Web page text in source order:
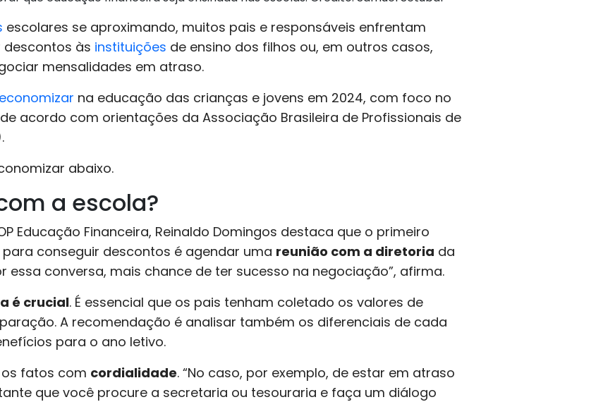
escolares se aproximando, muitos pais e responsáveis enfrentam
descontos às instituições de ensino dos filhos ou, em outros casos,
mensalidades em atraso.
economizar na educação das crianças e jovens em 2024, com foco no
acordo com orientações da Associação Brasileira de Profissionais de
abaixo.
a escola?
Educação Financeira, Reinaldo Domingos destaca que o primeiro
conseguir descontos é agendar uma reunião com a diretoria da
essa conversa, mais chance de ter sucesso na negociação”, afirma.
é crucial. É essencial que os pais tenham coletado os valores de
A recomendação é analisar também os diferenciais de cada
para o ano letivo.
fatos com cordialidade. “No caso, por exemplo, de estar em atraso
que você procure a secretaria ou tesouraria e faça um diálogo